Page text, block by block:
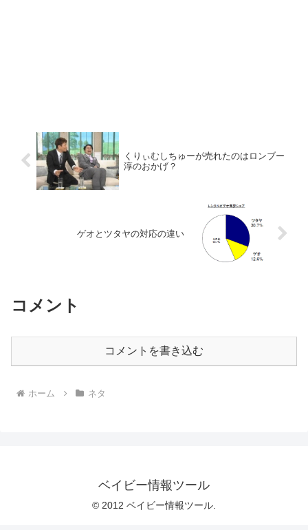
くりぃむしちゅーが売れたのはロンブー
淳のおかげ？
ゲオとツタヤの対応の違い
コメント
コメントを書き込む
ホーム ネタ
ベイビー情報ツール
© 2012 ベイビー情報ツール.